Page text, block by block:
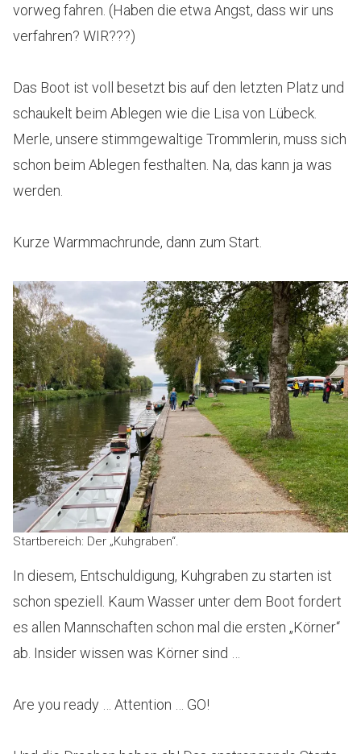
vorweg fahren. (Haben die etwa Angst, dass wir uns
verfahren? WIR???)
Das Boot ist voll besetzt bis auf den letzten Platz und
schaukelt beim Ablegen wie die Lisa von Lübeck.
Merle, unsere stimmgewaltige Trommlerin, muss sich
schon beim Ablegen festhalten. Na, das kann ja was
werden.
Kurze Warmmachrunde, dann zum Start.
Startbereich: Der „Kuhgraben“.
In diesem, Entschuldigung, Kuhgraben zu starten ist
schon speziell. Kaum Wasser unter dem Boot fordert
es allen Mannschaften schon mal die ersten „Körner“
ab. Insider wissen was Körner sind …
Are you ready … Attention … GO!